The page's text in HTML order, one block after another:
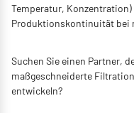
Temperatur,
Produktionskontinuität bei
Suchen Sie einen Partner,
maßgeschneiderte
entwickeln?